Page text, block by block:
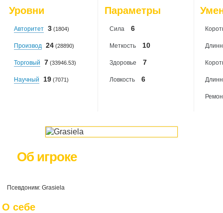
2026-08-10
Уровни
Авторитет 3 (1804)
Производ 24 (28890)
Торговый 7 (33946.53)
Научный 19 (7071)
Параметры
Сила 6
Меткость 10
Здоровье 7
Ловкость 6
Об игроке
Псевдоним: Grasiela
О себе